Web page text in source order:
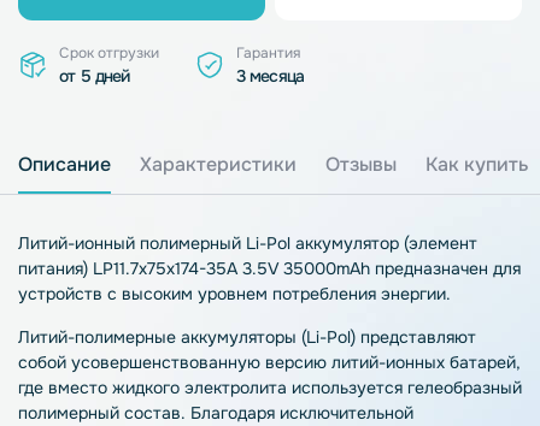
Срок отгрузки
от 5 дней
Гарантия
3 месяца
Описание Характеристики Отзывы Как купить
Литий-ионный полимерный Li-Pol аккумулятор (элемент
питания) LP11.7x75x174-35A 3.5V 35000mAh предназначен для
устройств с высоким уровнем потребления энергии.
Литий-полимерные аккумуляторы (Li-Pol) представляют
собой усовершенствованную версию литий-ионных батарей,
где вместо жидкого электролита используется гелеобразный
полимерный состав. Благодаря исключительной